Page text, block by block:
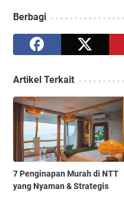
Berbagi
Artikel Terkait
7 Penginapan Murah di NTT
yang Nyaman & Strategis